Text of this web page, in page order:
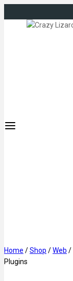
Home /Shop /Web /
Plugins